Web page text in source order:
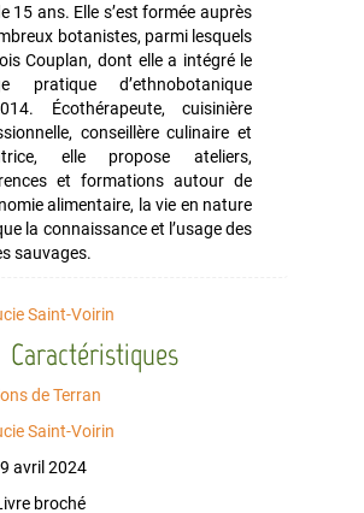
15 ans. Elle s’est formée auprès
botanistes, parmi lesquels
Couplan, dont elle a intégré le
pratique d’ethnobotanique
Écothérapeute, cuisinière
conseillère culinaire et
elle propose ateliers,
et formations autour de
alimentaire, la vie en nature
la connaissance et l’usage des
sauvages.
Saint-Voirin
Caractéristiques
de Terran
Saint-Voirin
9 avril 2024
broché